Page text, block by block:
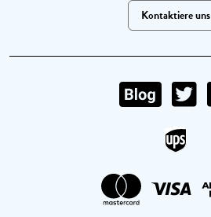
Kontaktiere uns